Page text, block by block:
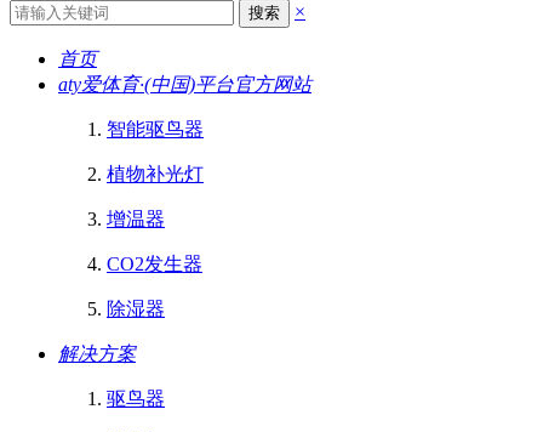
搜索 ×
首页
aty爱体育·(中国)平台官方网站
智能驱鸟器
植物补光灯
增温器
CO2发生器
除湿器
解决方案
驱鸟器